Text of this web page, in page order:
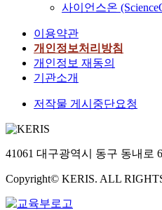
사이언스온
이용약관
개인정보처리방침
개인정보 재동의
기관소개
저작물 게시중단요청
41061 대구광역시 동구 동내로
Copyright© KERIS. ALL